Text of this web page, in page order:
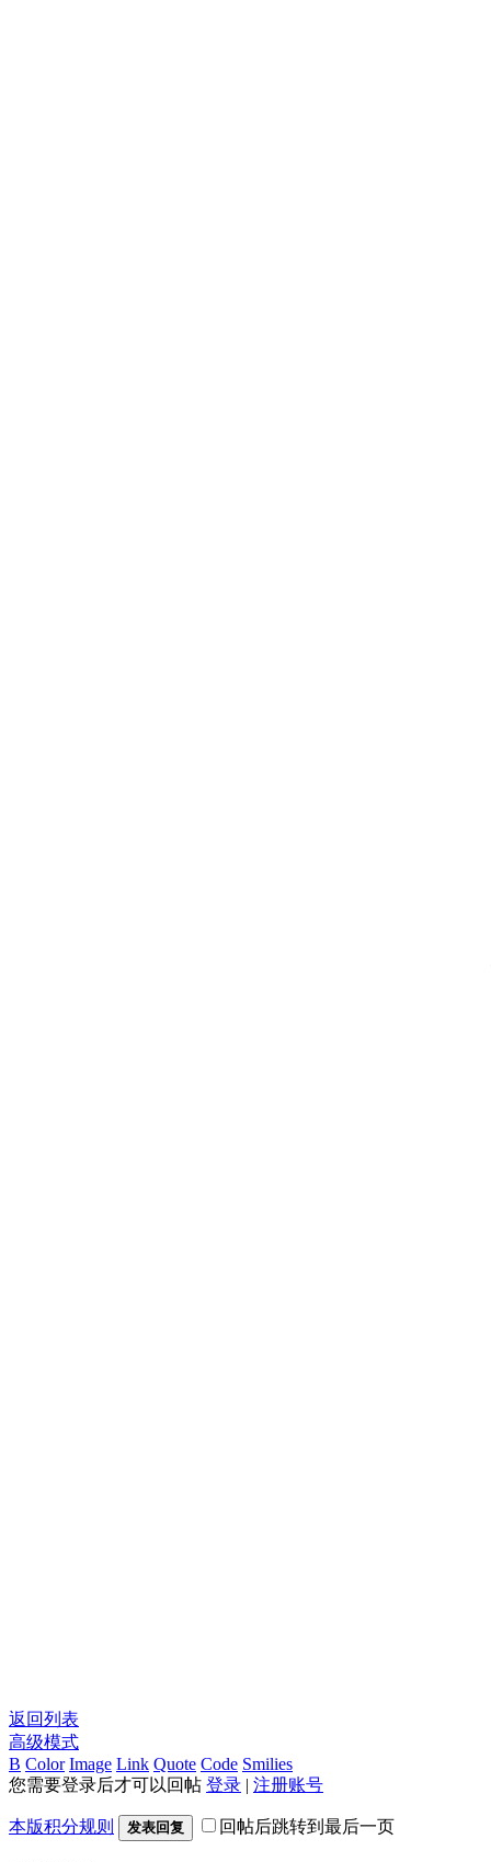
返回列表
高级模式
B Color Image Link Quote Code Smilies
您需要登录后才可以回帖 登录 | 注册账号
本版积分规则 发表回复 回帖后跳转到最后一页